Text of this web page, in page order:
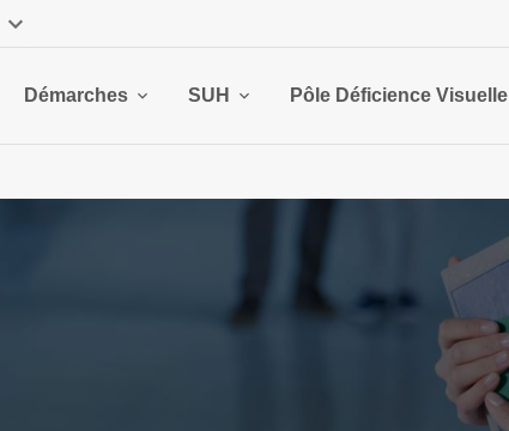
Démarches SUH Pôle Déficience Visuelle